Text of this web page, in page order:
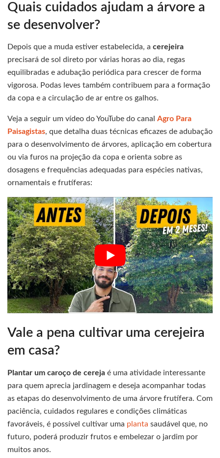
Quais cuidados ajudam a árvore a
se desenvolver?
Depois que a muda estiver estabelecida, a cerejeira
precisará de sol direto por várias horas ao dia, regas
equilibradas e adubação periódica para crescer de forma
vigorosa. Podas leves também contribuem para a formação
da copa e a circulação de ar entre os galhos.
Veja a seguir um vídeo do YouTube do canal Agro Para
Paisagistas, que detalha duas técnicas eficazes de adubação
para o desenvolvimento de árvores, aplicação em cobertura
ou via furos na projeção da copa e orienta sobre as
dosagens e frequências adequadas para espécies nativas,
ornamentais e frutíferas:
Vale a pena cultivar uma cerejeira
em casa?
Plantar um caroço de cereja é uma atividade interessante
para quem aprecia jardinagem e deseja acompanhar todas
as etapas do desenvolvimento de uma árvore frutífera. Com
paciência, cuidados regulares e condições climáticas
favoráveis, é possível cultivar uma planta saudável que, no
futuro, poderá produzir frutos e embelezar o jardim por
muitos anos.